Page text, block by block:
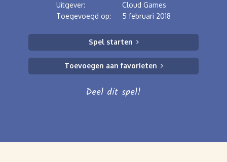
Uitgever:
Cloud Games
Toegevoegd op:
5 februari 2018
Spel starten
Toevoegen aan favorieten
Deel dit spel!